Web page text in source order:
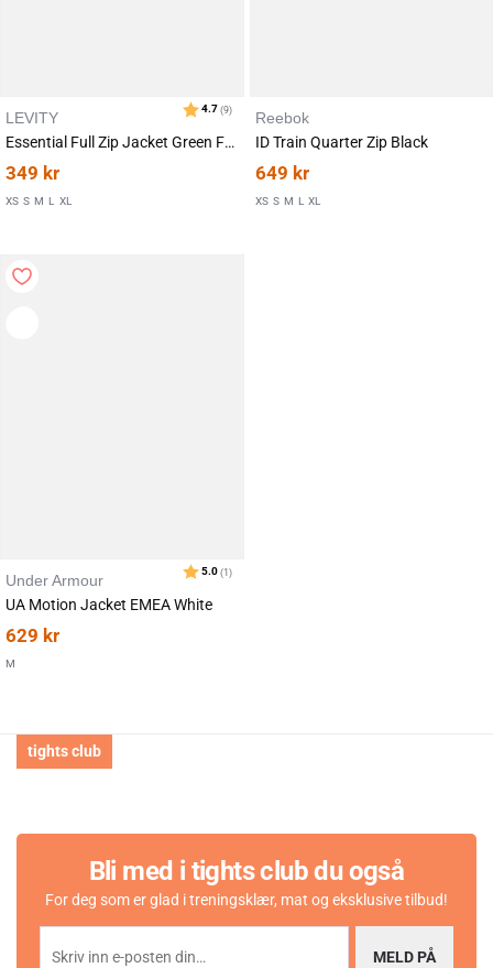
LEVITY
Essential Full Zip Jacket Green Forest
349 kr
XS S M L XL
Reebok
ID Train Quarter Zip Black
649 kr
XS S M L XL
Under Armour
UA Motion Jacket EMEA White
629 kr
M
tights club
Bli med i tights club du også
For deg som er glad i treningsklær, mat og eksklusive tilbud!
MELD PÅ